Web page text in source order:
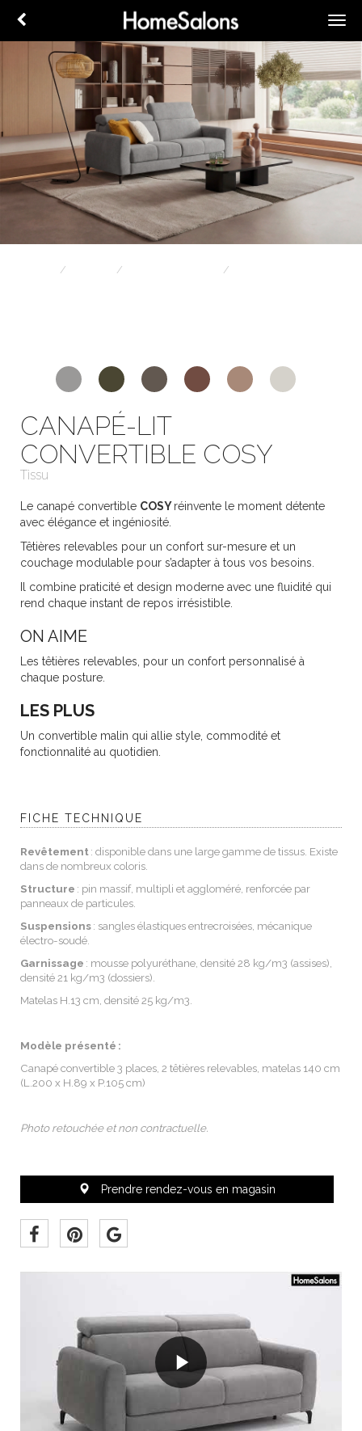
CANAPÉ-LIT
CONVERTIBLE COSY
Tissu
Le canapé convertible COSYréinvente le moment détente
avec élégance et ingéniosité.
Têtières relevables pour un confort sur-mesure et un
couchage modulable pour s’adapter à tous vos besoins.
Il combine praticité et design moderne avec une fluidité qui
rend chaque instant de repos irrésistible.
ON AIME
Les têtières relevables, pour un confort personnalisé à
chaque posture.
LES PLUS
Un convertible malin qui allie style, commodité et
fonctionnalité au quotidien.
FICHE TECHNIQUE
Revêtement: disponible dans une large gamme de tissus. Existe
dans de nombreux coloris.
Structure : pin massif, multipli et aggloméré, renforcée par
panneaux de particules.
Suspensions: sangles élastiques entrecroisées, mécanique
électro-soudé.
Garnissage : mousse polyuréthane, densité 28 kg/m3 (assises),
densité 21 kg/m3 (dossiers).
Matelas H.13 cm, densité 25 kg/m3.
Modèle présenté :
Canapé convertible 3 places, 2 têtières relevables, matelas 140 cm
(L.200 x H.89 x P.105 cm)
Photo retouchée et non contractuelle.
Prendre rendez-vous en magasin